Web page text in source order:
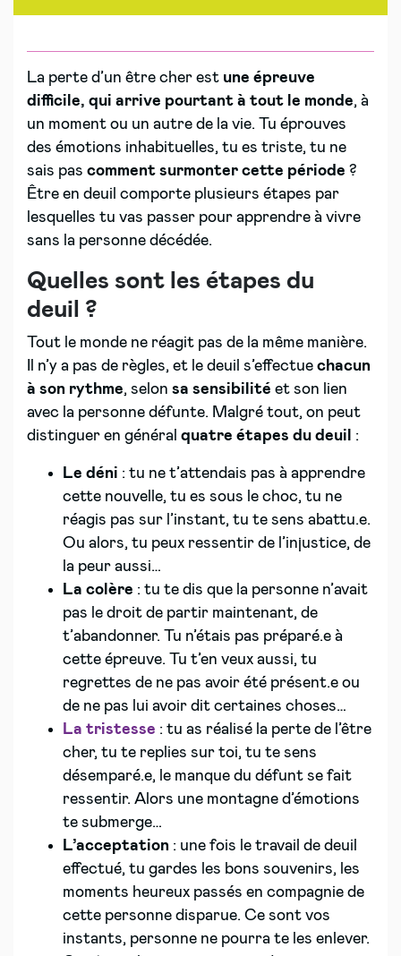
La perte d’un être cher est une épreuve
difficile, qui arrive pourtant à tout le monde, à
un moment ou un autre de la vie. Tu éprouves
des émotions inhabituelles, tu es triste, tu ne
sais pas comment surmonter cette période ?
Être en deuil comporte plusieurs étapes par
lesquelles tu vas passer pour apprendre à vivre
sans la personne décédée.
Quelles sont les étapes du
deuil ?
Tout le monde ne réagit pas de la même manière.
Il n’y a pas de règles, et le deuil s’effectue chacun
à son rythme, selon sa sensibilité et son lien
avec la personne défunte. Malgré tout, on peut
distinguer en général quatre étapes du deuil :
Le déni : tu ne t’attendais pas à apprendre
cette nouvelle, tu es sous le choc, tu ne
réagis pas sur l’instant, tu te sens abattu.e.
Ou alors, tu peux ressentir de l’injustice, de
la peur aussi…
La colère : tu te dis que la personne n’avait
pas le droit de partir maintenant, de
t’abandonner. Tu n’étais pas préparé.e à
cette épreuve. Tu t’en veux aussi, tu
regrettes de ne pas avoir été présent.e ou
de ne pas lui avoir dit certaines choses…
La tristesse : tu as réalisé la perte de l’être
cher, tu te replies sur toi, tu te sens
désemparé.e, le manque du défunt se fait
ressentir. Alors une montagne d’émotions
te submerge…
L’acceptation : une fois le travail de deuil
effectué, tu gardes les bons souvenirs, les
moments heureux passés en compagnie de
cette personne disparue. Ce sont vos
instants, personne ne pourra te les enlever.